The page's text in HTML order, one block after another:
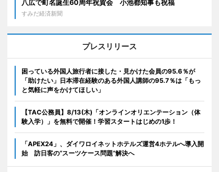
八広で町名誕生60周年祝賀会 小池都知事も祝福
すみだ経済新聞
プレスリリース
困っている外国人旅行者に接した・見かけた会員の95.6％が
「助けたい」日本滞在経験のある外国人講師の95.7％は「もっ
と気軽に声をかけてほしい」
【TAC公務員】8/13(木)「オンラインオリエンテーション（体
験入学）」を無料で開催！学習スタートはじめの1歩！
「APEX24」、ダイワロイネットホテルズ運営4ホテルへ導入開
始 訪日客の“スーツケース問題”解決へ